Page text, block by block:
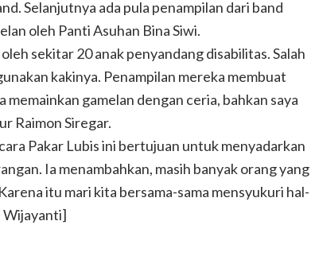
Selanjutnya ada pula penampilan dari band
oleh Panti Asuhan Bina Siwi.
sekitar 20 anak penyandang disabilitas. Salah
kakinya. Penampilan mereka membuat
gamelan dengan ceria, bahkan saya
Raimon Siregar.
Pakar Lubis ini bertujuan untuk menyadarkan
Ia menambahkan, masih banyak orang yang
itu mari kita bersama-sama mensyukuri hal-
Wijayanti]